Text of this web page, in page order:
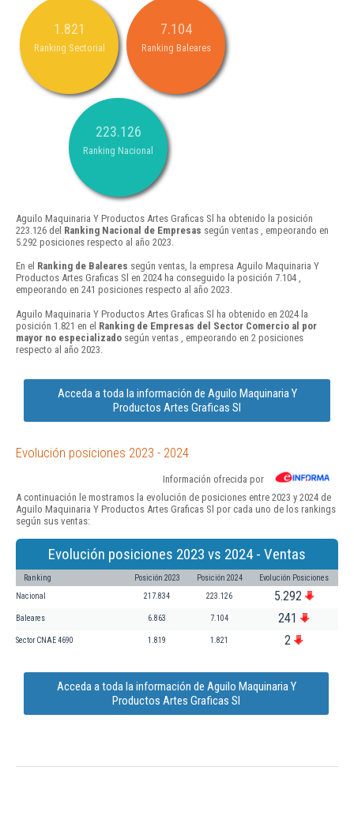
1.821
Ranking Sectorial
7.104
Ranking Baleares
223.126
Ranking Nacional
Aguilo Maquinaria Y Productos Artes Graficas Sl ha obtenido la posición
223.126 del Ranking Nacional de Empresas según ventas , empeorando en
5.292 posiciones respecto al año 2023.
En el Ranking de Baleares según ventas, la empresa Aguilo Maquinaria Y
Productos Artes Graficas Sl en 2024 ha conseguido la posición 7.104 ,
empeorando en 241 posiciones respecto al año 2023.
Aguilo Maquinaria Y Productos Artes Graficas Sl ha obtenido en 2024 la
posición 1.821 en el Ranking de Empresas del Sector Comercio al por
mayor no especializado según ventas , empeorando en 2 posiciones
respecto al año 2023.
Acceda a toda la información de Aguilo Maquinaria Y
Productos Artes Graficas Sl
Evolución posiciones 2023 - 2024
Información ofrecida por
A continuación le mostramos la evolución de posiciones entre 2023 y 2024 de
Aguilo Maquinaria Y Productos Artes Graficas Sl por cada uno de los rankings
según sus ventas:
Evolución posiciones 2023 vs 2024 - Ventas
Ranking Posición 2023 Posición 2024 Evolución Posiciones
Nacional 217.834 223.126 5.292
Baleares 6.863 7.104 241
Sector CNAE 4690 1.819 1.821 2
Acceda a toda la información de Aguilo Maquinaria Y
Productos Artes Graficas Sl